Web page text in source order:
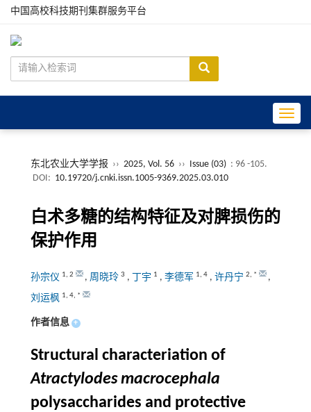
中国高校科技期刊集群服务平台
东北农业大学学报 ›› 2025, Vol. 56 ›› Issue (03) : 96 -105.
DOI: 10.19720/j.cnki.issn.1005-9369.2025.03.010
白术多糖的结构特征及对脾损伤的
保护作用
孙宗仪 1, 2 , 周晓玲 3 , 丁宇 1 , 李德军 1, 4, 许丹宁 2, *
,
刘运枫 1, 4, *
作者信息 +
Structural characteriation of
Atractylodes macrocephala
polysaccharides and protective